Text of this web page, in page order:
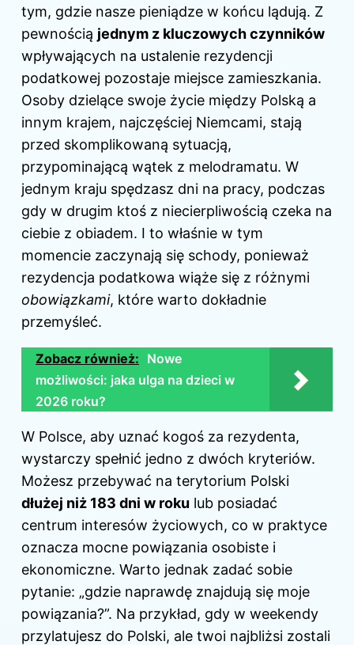
tym, gdzie nasze pieniądze w końcu lądują. Z
pewnością jednym z kluczowych czynników
wpływających na ustalenie rezydencji
podatkowej pozostaje miejsce zamieszkania.
Osoby dzielące swoje życie między Polską a
innym krajem, najczęściej Niemcami, stają
przed skomplikowaną sytuacją,
przypominającą wątek z melodramatu. W
jednym kraju spędzasz dni na pracy, podczas
gdy w drugim ktoś z niecierpliwością czeka na
ciebie z obiadem. I to właśnie w tym
momencie zaczynają się schody, ponieważ
rezydencja podatkowa wiąże się z różnymi
obowiązkami, które warto dokładnie
przemyśleć.
Zobacz również: Nowe
możliwości: jaka ulga na dzieci w
2026 roku?
W Polsce, aby uznać kogoś za rezydenta,
wystarczy spełnić jedno z dwóch kryteriów.
Możesz przebywać na terytorium Polski
dłużej niż 183 dni w roku lub posiadać
centrum interesów życiowych, co w praktyce
oznacza mocne powiązania osobiste i
ekonomiczne. Warto jednak zadać sobie
pytanie: „gdzie naprawdę znajdują się moje
powiązania?”. Na przykład, gdy w weekendy
przylatujesz do Polski, ale twoi najbliżsi zostali